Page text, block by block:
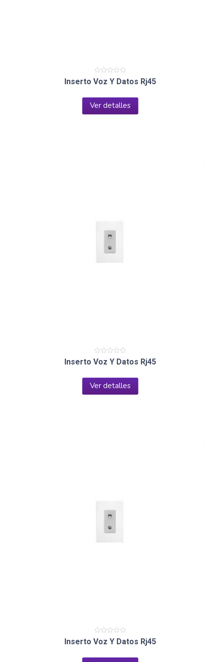
Valorado
en
de
5
Inserto Voz Y Datos Rj45
Ver detalles
Valorado
en
de
5
Inserto Voz Y Datos Rj45
Ver detalles
Valorado
en
de
Inserto Voz Y Datos Rj45